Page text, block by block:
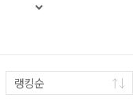
랭킹순